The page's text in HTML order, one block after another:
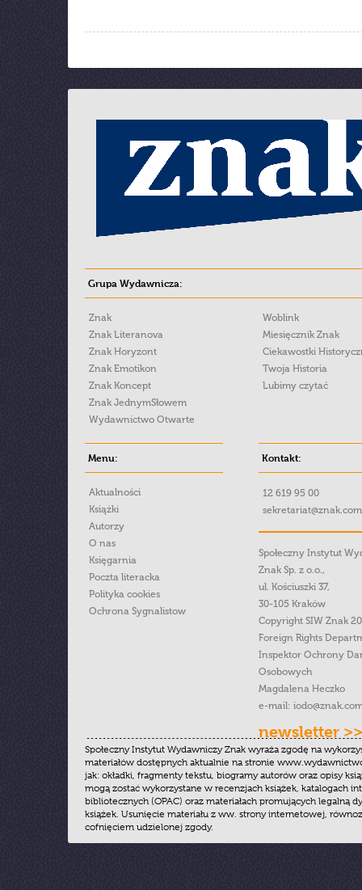
Grupa Wydawnicza:
Znak
Znak Literanova
Znak Horyzont
Znak Emotikon
Znak Koncept
Znak JednymSłowem
Wydawnictwo Otwarte
Woblink
Miesięcznik Znak
Ciekawostki
Twoja Historia
Lubimy czytać
Menu:
Aktualności
Książki
Autorzy
O nas
Księgarnia
Poczta literacka
Polityka cookies
Ochrona Sygnalistow
Kontakt:
12 619 95 00
Społeczny Instytut
Znak Sp. z o.o.,
ul. Kościuszki 37,
30-105 Kraków
Copyright SIW Znak
Foreign Rights
Inspektor Ochrony
Osobowych
Magdalena Heczko
e-mail:
newsletter >>
Społeczny Instytut Wydawniczy Znak wyraża zgodę na
materiałów dostępnych aktualnie na stronie
jak: okładki, fragmenty tekstu, biogramy autorów oraz opisy
mogą zostać wykorzystane w recenzjach książek, katalogach
bibliotecznych (OPAC) oraz materiałach promujących legalną
książek. Usunięcie materiału z ww. strony internetowej,
cofnięciem udzielonej zgody.